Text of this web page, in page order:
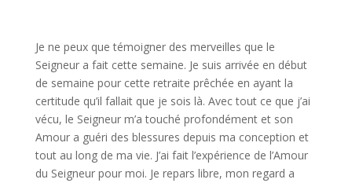
Je ne peux que témoigner des merveilles que le
Seigneur a fait cette semaine. Je suis arrivée en début
de semaine pour cette retraite prêchée en ayant la
certitude qu’il fallait que je sois là. Avec tout ce que j’ai
vécu, le Seigneur m’a touché profondément et son
Amour a guéri des blessures depuis ma conception et
tout au long de ma vie. J’ai fait l’expérience de l’Amour
du Seigneur pour moi. Je repars libre, mon regard a